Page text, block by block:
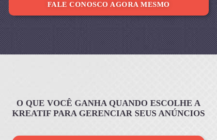
FALE CONOSCO AGORA MESMO
O QUE VOCÊ GANHA QUANDO ESCOLHE A
KREATIF PARA GERENCIAR SEUS ANÚNCIOS